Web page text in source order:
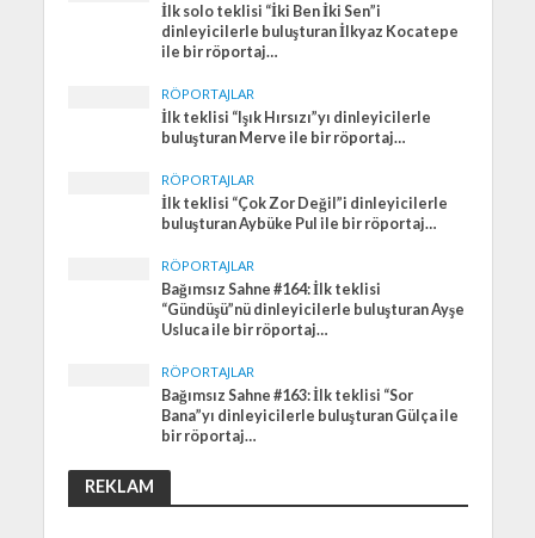
İlk solo teklisi “İki Ben İki Sen”i
dinleyicilerle buluşturan İlkyaz Kocatepe
ile bir röportaj…
RÖPORTAJLAR
İlk teklisi “Işık Hırsızı”yı dinleyicilerle
buluşturan Merve ile bir röportaj…
RÖPORTAJLAR
İlk teklisi “Çok Zor Değil”i dinleyicilerle
buluşturan Aybüke Pul ile bir röportaj…
RÖPORTAJLAR
Bağımsız Sahne #164: İlk teklisi
“Gündüşü”nü dinleyicilerle buluşturan Ayşe
Usluca ile bir röportaj…
RÖPORTAJLAR
Bağımsız Sahne #163: İlk teklisi “Sor
Bana”yı dinleyicilerle buluşturan Gülça ile
bir röportaj…
REKLAM